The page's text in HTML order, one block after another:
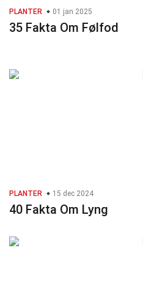
PLANTER 01 jan 2025
35 Fakta Om Følfod
PLANTER 15 dec 2024
40 Fakta Om Lyng